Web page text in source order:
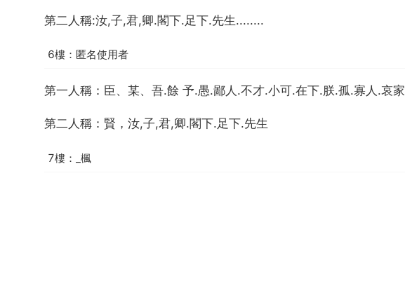
第二人稱:汝,子,君,卿.閣下.足下.先生........
6樓：匿名使用者
第一人稱：臣、某、吾.餘 予.愚.鄙人.不才.小可.在下.朕.孤.寡人.哀家
第二人稱：賢，汝,子,君,卿.閣下.足下.先生
7樓：_楓